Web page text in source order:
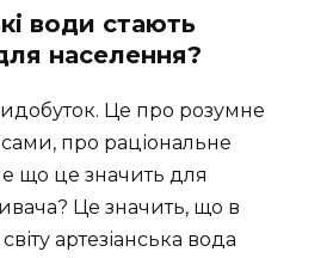
води стають
населення?
Це про розумне
про раціональне
що це значить для
Це значить, що в
артезіанська вода